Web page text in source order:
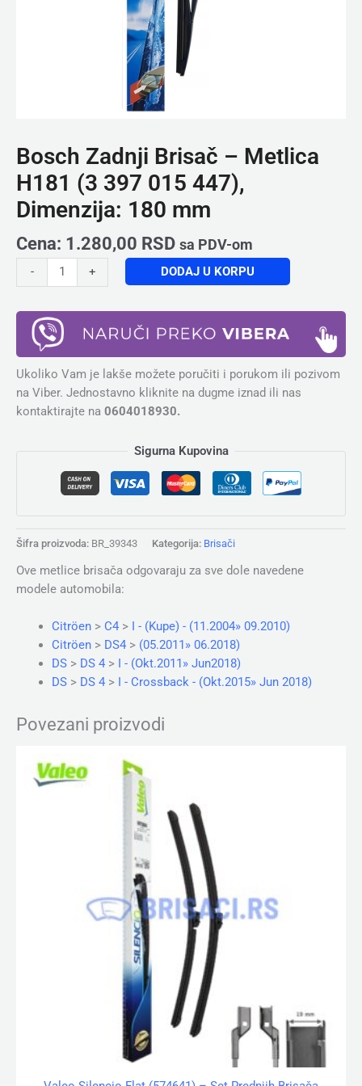
Bosch Zadnji Brisač – Metlica
H181 (3 397 015 447),
Dimenzija: 180 mm
Cena: 1.280,00 RSD sa PDV-om
- + DODAJ U KORPU
Ukoliko Vam je lakše možete poručiti i porukom ili pozivom
na Viber. Jednostavno kliknite na dugme iznad ili nas
kontaktirajte na 0604018930.
Sigurna Kupovina
Šifra proizvoda: BR_39343 Kategorija: Brisači
Ove metlice brisača odgovaraju za sve dole navedene
modele automobila:
Citröen> C4> I - (Kupe) - (11.2004» 09.2010)
Citröen> DS4> (05.2011» 06.2018)
DS> DS 4> I - (Okt.2011» Jun2018)
DS> DS 4> I - Crossback - (Okt.2015» Jun 2018)
Povezani proizvodi